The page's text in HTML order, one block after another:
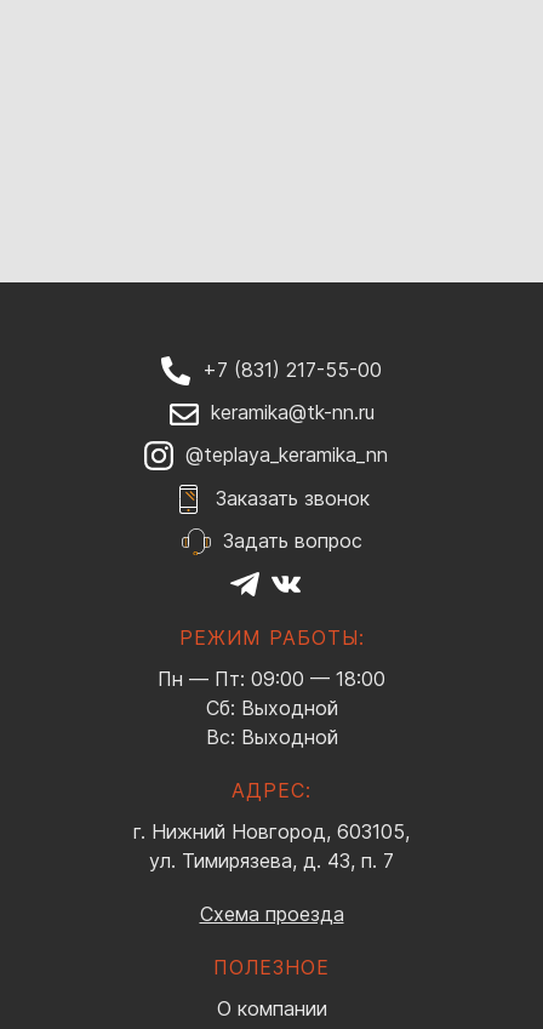
+7 (831) 217-55-00
keramika@tk-nn.ru
@teplaya_keramika_nn
Заказать звонок
Задать вопрос
РЕЖИМ РАБОТЫ:
Пн — Пт: 09:00 — 18:00
Сб: Выходной
Вс: Выходной
АДРЕС:
г. Нижний Новгород, 603105,
ул. Тимирязева, д. 43, п. 7
Схема проезда
ПОЛЕЗНОЕ
О компании